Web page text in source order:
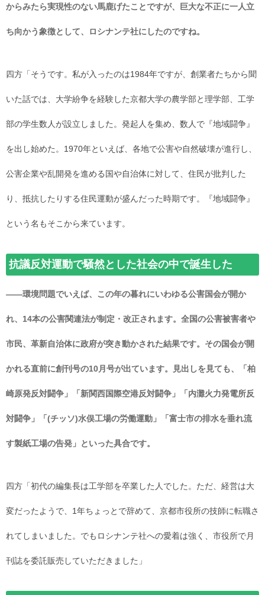
からみたら実現性のない馬鹿げたことですが、巨大な不正に一人立
ち向かう象徴として、ロシナンテ社にしたのですね。
四方「そうです。私が入ったのは1984年ですが、創業者たちから聞
いた話では、大学紛争を経験した京都大学の農学部と理学部、工学
部の学生数人が設立しました。発起人を集め、数人で『地域闘争』
を出し始めた。1970年といえば、各地で公害や自然破壊が進行し、
公害企業や乱開発を進める国や自治体に対して、住民が批判した
り、抵抗したりする住民運動が盛んだった時期です。『地域闘争』
という名もそこから来ています。
抗議反対運動で騒然とした社会の中で誕生した
――環境問題でいえば、この年の暮れにいわゆる公害国会が開か
れ、14本の公害関連法が制定・改正されます。全国の公害被害者や
市民、革新自治体に政府が突き動かされた結果です。その国会が開
かれる直前に創刊号の10月号が出ています。見出しを見ても、「柏
崎原発反対闘争」「新関西国際空港反対闘争」「内灘火力発電所反
対闘争」「(チッソ)水俣工場の労働運動」「富士市の排水を垂れ流
す製紙工場の告発」といった具合です。
四方「初代の編集長は工学部を卒業した人でした。ただ、経営は大
変だったようで、1年ちょっとで辞めて、京都市役所の技師に転職さ
れてしまいました。でもロシナンテ社への愛着は強く、市役所で月
刊誌を委託販売していただきました」